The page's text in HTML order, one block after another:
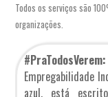
Todos os serviços são
organizações.
#PraTodosVerem:
Empregabilidade
azul, está